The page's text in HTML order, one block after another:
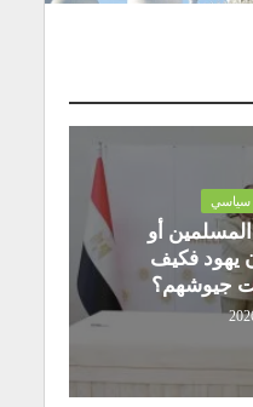
سياسي
أو
يهود فكيف
جيوشهم؟